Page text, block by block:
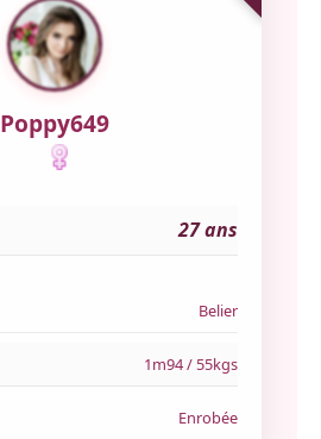
Poppy649
27 ans
Belier
1m94 / 55kgs
Enrobée